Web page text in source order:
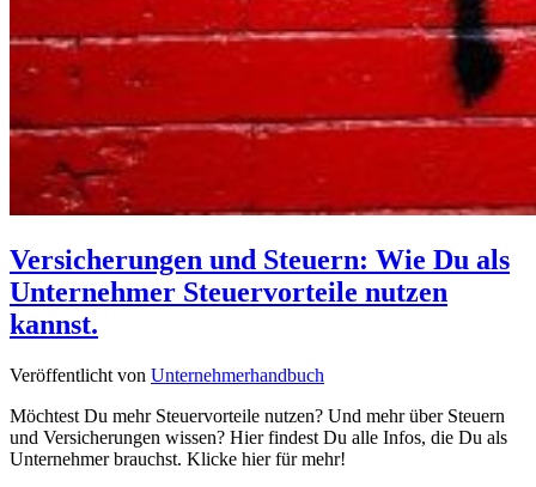
Versicherungen und Steuern: Wie Du als
Unternehmer Steuervorteile nutzen
kannst.
Veröffentlicht von Unternehmerhandbuch
Möchtest Du mehr Steuervorteile nutzen? Und mehr über Steuern
und Versicherungen wissen? Hier findest Du alle Infos, die Du als
Unternehmer brauchst. Klicke hier für mehr!